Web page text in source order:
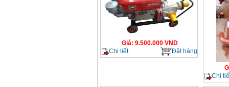
Giá: 9.500.000VND
Chi tiết
Đặt hàng
Chi